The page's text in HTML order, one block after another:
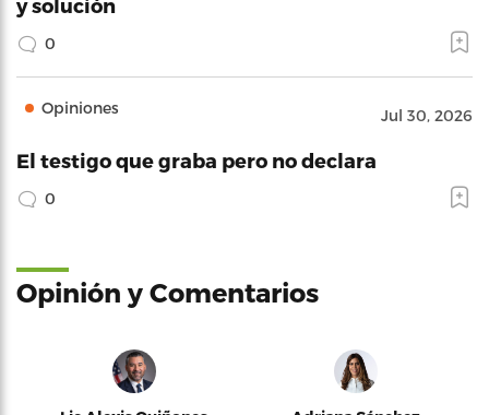
y solución
0
Opiniones Jul 30, 2026
El testigo que graba pero no declara
0
Opinión y Comentarios